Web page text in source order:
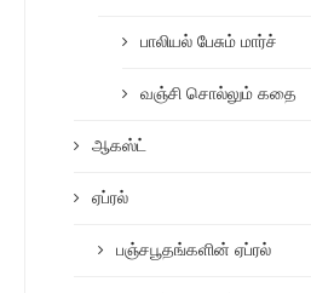
பாலியல் பேசும் மார்ச்
வஞ்சி சொல்லும் கதை
ஆகஸ்ட்
ஏப்ரல்
பஞ்சபூதங்களின் ஏப்ரல்